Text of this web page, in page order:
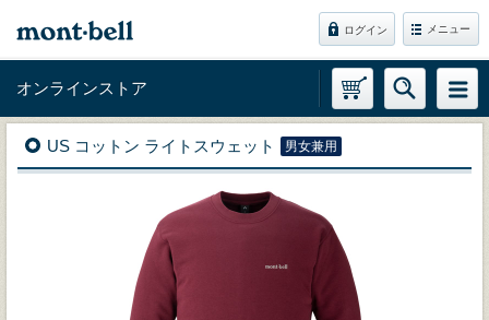
ログイン メニュー
オンラインストア
US コットン ライトスウェット 男女兼用